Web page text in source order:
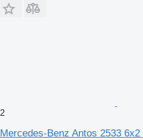
2
Mercedes-Benz Antos 2533